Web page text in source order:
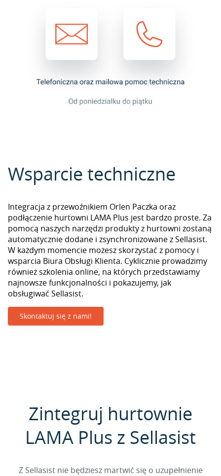
Wsparcie techniczne
Integracja z przewoźnikiem Orlen Paczka oraz
podłączenie hurtowni LAMA Plus jest bardzo proste. Za
pomocą naszych narzędzi produkty z hurtowni zostaną
automatycznie dodane i zsynchronizowane z Sellasist.
W każdym momencie możesz skorzystać z pomocy i
wsparcia Biura Obsługi Klienta. Cyklicznie prowadzimy
również szkolenia online, na których przedstawiamy
najnowsze funkcjonalności i pokazujemy, jak
obsługiwać Sellasist.
Skontaktuj się z nami!
Zintegruj hurtownie
LAMA Plus z Sellasist
Z Sellasist nie będziesz martwić się o uzupełnienie